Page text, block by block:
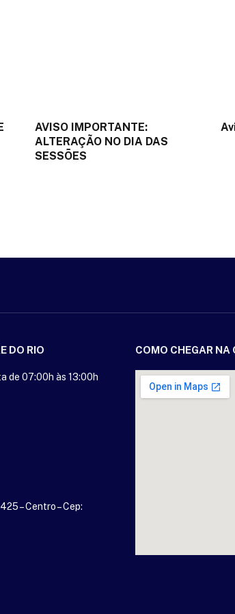
AVISO IMPORTANTE:
ALTERAÇÃO NO DIA DAS
SESSÕES
DO RIO
de 07:00h às 13:00h
– Centro – Cep:
COMO CHEGAR NA